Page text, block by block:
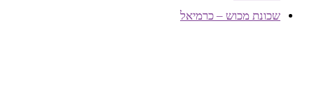
שכונת מכוש – כרמיאל